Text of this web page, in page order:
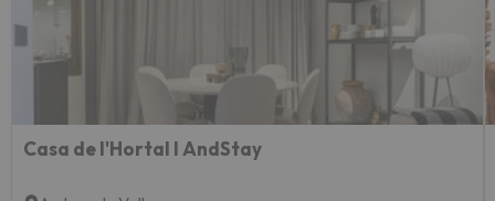
Casa de l'Hortal I AndStay